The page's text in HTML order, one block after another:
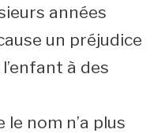
années
un préjudice
à des
nom n’a plus